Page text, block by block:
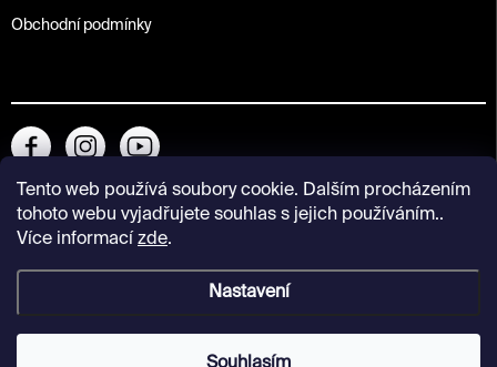
Tento web používá soubory cookie. Dalším procházením
tohoto webu vyjadřujete souhlas s jejich používáním..
Více informací zde.
Nastavení
Obchodní podmínky
Copyright 2026Kunsthalle Praha Design Shop. Všechna práva
vyhrazena.